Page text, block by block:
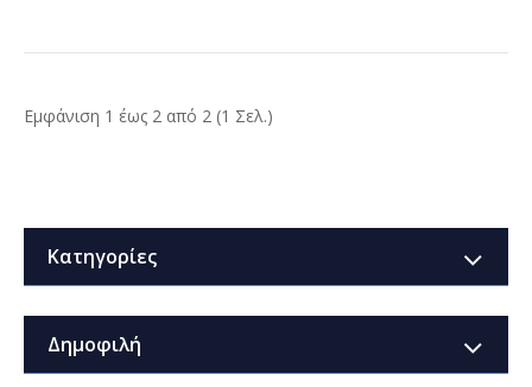
Εμφάνιση 1 έως 2 από 2 (1 Σελ.)
Κατηγορίες
Δημοφιλή